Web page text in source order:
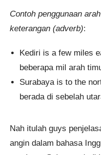
Contoh penggunaan
keterangan (adverb):
Kediri is a few miles
beberapa mil arah
Surabaya is to the
berada di sebelah
Nah itulah guys
angin dalam bahasa